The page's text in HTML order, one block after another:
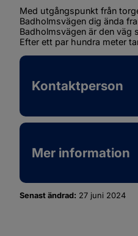
Med utgångspunkt från
Badholmsvägen dig ända
Badholmsvägen är den väg
Efter ett par hundra meter
Kontaktperson
Mer information
Senast ändrad: 27 juni 2024